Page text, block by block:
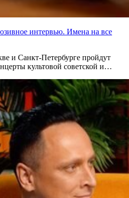
интервью. Имена на все
и Санкт-Петербурге пройдут
культовой советской и…